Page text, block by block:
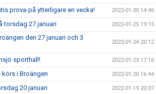
prova-på ytterligare en vecka! 2022-01-30 14:46
torsdag 27 januari 2022-01-25 19:15
den 27 januari och 3
2022-01-24 20:12
sporthall! 2022-01-23 17:16
körs i Broängen 2022-01-20 16:44
20 januari 2022-01-19 20:07